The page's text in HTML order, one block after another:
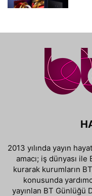
2013 yılında yayın
amacı; iş dünyası
kurarak kurumların BT
konusunda
yayınlan BT